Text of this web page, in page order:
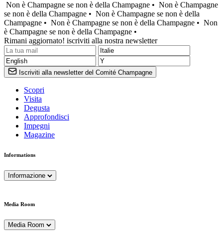
Non è Champagne se non è della Champagne • Non è Champagne
se non è della Champagne • Non è Champagne se non è della
Champagne • Non è Champagne se non è della Champagne • Non
è Champagne se non è della Champagne •
Rimani aggiornato! iscriviti alla nostra newsletter
Iscriviti alla newsletter del Comité Champagne
Scopri
Visita
Degusta
Approfondisci
Impegni
Magazine
Informations
Informazione
Media Room
Media Room